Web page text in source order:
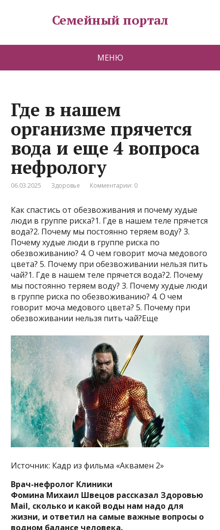
Семейный портал
МЕНЮ
Где в нашем
организме прячется
вода и еще 4 вопроса
нефрологу
06.03.2025 Здоровье Комментарии: 0
Как спастись от обезвоживания и почему худые
люди в группе риска?1. Где в нашем теле прячется
вода?2. Почему мы постоянно теряем воду? 3.
Почему худые люди в группе риска по
обезвоживанию? 4. О чем говорит моча медового
цвета? 5. Почему при обезвоживании нельзя пить
чай?1. Где в нашем теле прячется вода?2. Почему
мы постоянно теряем воду? 3. Почему худые люди
в группе риска по обезвоживанию? 4. О чем
говорит моча медового цвета? 5. Почему при
обезвоживании нельзя пить чай?Еще
Источник: Кадр из фильма «Аквамен 2»
Врач-нефролог Клиники
Фомина Михаил Швецов рассказал Здоровью
Mail, сколько и какой воды нам надо для
жизни, и ответил на самые важные вопросы о
водном балансе человека.